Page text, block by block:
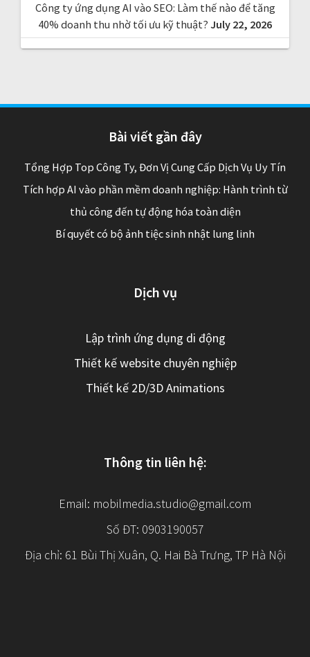
Công ty ứng dụng AI vào SEO: Làm thế nào để tăng
40% doanh thu nhờ tối ưu kỹ thuật? July 22, 2026
Bài viết gần đây
Tổng Hợp Top Công Ty, Đơn Vị Cung Cấp Dịch Vụ Uy Tín
Tích hợp AI vào phần mềm doanh nghiệp: Hành trình từ
thủ công đến tự động hóa toàn diện
Bí quyết có bộ ảnh tiệc sinh nhật lung linh
Dịch vụ
Lập trình ứng dụng di động
Thiết kế website chuyên nghiệp
Thiết kế 2D/3D Animations
Thông tin liên hệ:
Email: mobilmedia.studio@gmail.com
Số ĐT: 0903190057
Địa chỉ: 61 Bùi Thị Xuân, Q. Hai Bà Trưng, TP Hà Nội